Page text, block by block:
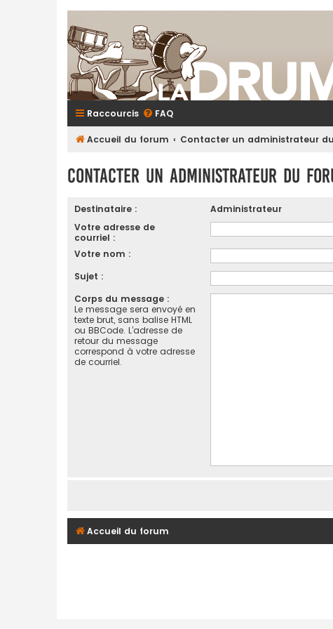
Raccourcis FAQ
Accueil du forum Contacter un administrateur
Contacter un administrateur du
Destinataire :
Administrateur
Votre adresse de
courriel :
Votre nom :
Sujet :
Corps du message :
Le message sera envoyé en
texte brut, sans balise HTML
ou BBCode. L’adresse de
retour du message
correspond à votre adresse
de courriel.
Accueil du forum